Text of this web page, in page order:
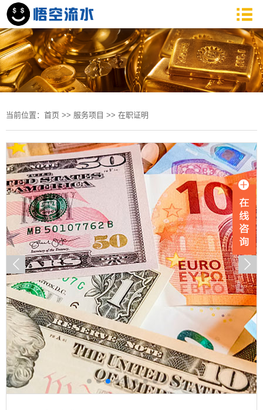
当前位置： 首页 >> 服务项目 >> 在职证明